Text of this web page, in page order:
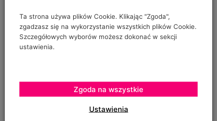
"prowadzenia" pomidorów w szklarence oraz
Urszula Hahajska
To zależy czy podczas uprawy robaczki które ją zjadały,
zostały otrute, czy skrzętnie zebrane i
Ta strona używa plików Cookie. Klikając "Zgoda",
zgadzasz się na wykorzystanie wszystkich plików Cookie.
Szczegółowych wyborów możesz dokonać w sekcji
ustawienia.
Ustawienia
Zgoda na wszystkie